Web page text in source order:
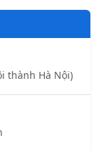
thành Hà Nội)